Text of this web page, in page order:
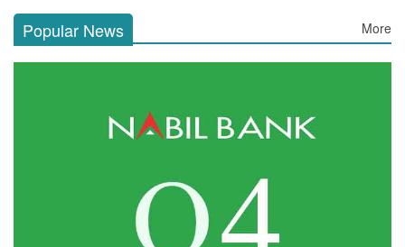
Popular News More